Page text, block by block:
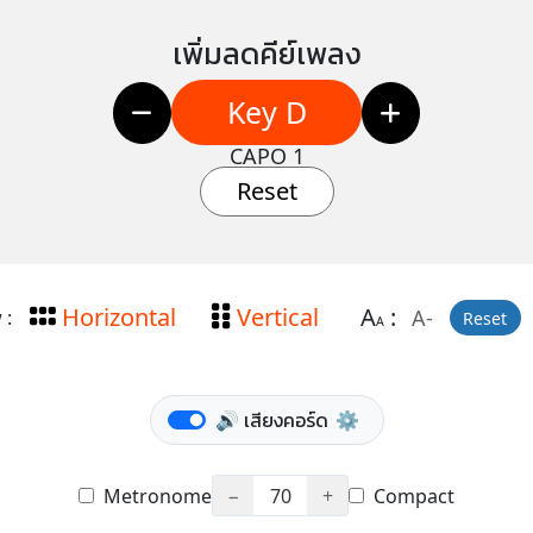
เพิ่มลดคีย์เพลง
Key D
CAPO 1
Reset
: Horizontal Vertical AA: A- Reset
🔊 เสียงคอร์ด ⚙️
Metronome − 70 + Compact